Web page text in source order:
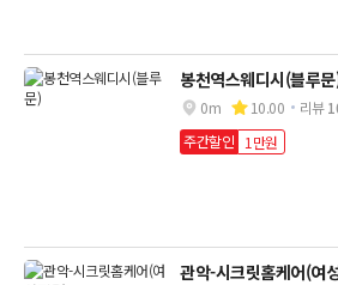
봉천역스웨디시(블루
0m 10.00 리뷰
주간할인 1만원
관악-시크릿홈케어(여